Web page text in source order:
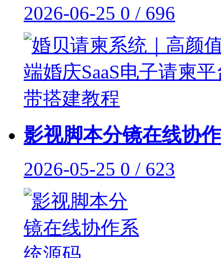
2026-06-25 0 / 696
影视脚本分镜在线协
2026-05-25 0 / 623